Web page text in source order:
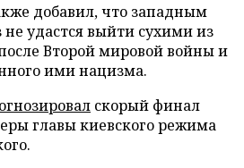
добавил, что западным
не удастся выйти сухими из
Второй мировой войны и
ими нацизма.
скорый финал
главы киевского режима